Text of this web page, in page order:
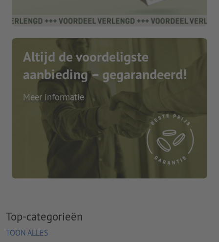
Altijd de voordeligste
aanbieding – gegarandeerd!
Meer informatie
Top-categorieën
TOON ALLES